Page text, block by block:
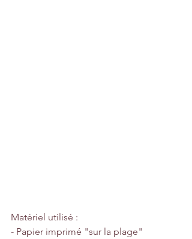
Matériel utilisé :
- Papier imprimé "sur la plage"